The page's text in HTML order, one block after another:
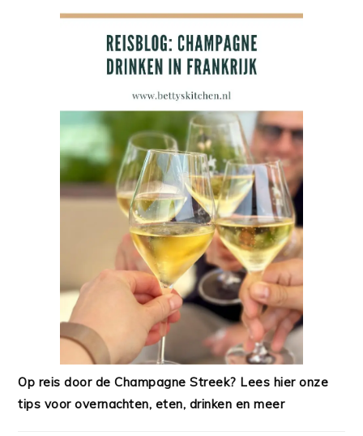
Op reis door de Champagne Streek? Lees hier onze
tips voor overnachten, eten, drinken en meer